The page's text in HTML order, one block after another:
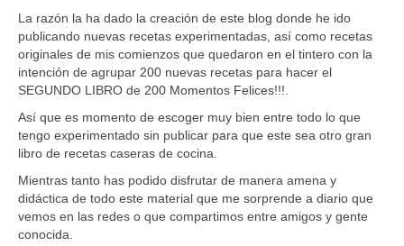
La razón la ha dado la creación de este blog donde he ido
publicando nuevas recetas experimentadas, así como recetas
originales de mis comienzos que quedaron en el tintero con la
intención de agrupar 200 nuevas recetas para hacer el
SEGUNDO LIBRO de 200 Momentos Felices!!!.
Así que es momento de escoger muy bien entre todo lo que
tengo experimentado sin publicar para que este sea otro gran
libro de recetas caseras de cocina.
Mientras tanto has podido disfrutar de manera amena y
didáctica de todo este material que me sorprende a diario que
vemos en las redes o que compartimos entre amigos y gente
conocida.